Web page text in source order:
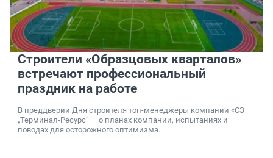
Строители «Образцовых кварталов»
встречают профессиональный
праздник на работе
В преддверии Дня строителя топ-менеджеры компании «СЗ
„Терминал-Ресурс“ — о планах компании, испытаниях и
поводах для осторожного оптимизма.